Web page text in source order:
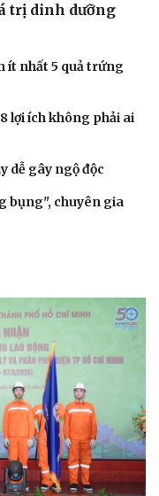
cho bé
tâm hồn
trị dinh dưỡng
ít nhất 5 quả trứng
lợi ích không phải ai
dễ gây ngộ độc
bụng", chuyên gia